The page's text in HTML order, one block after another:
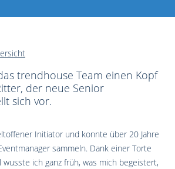
trendhouse Team einen Kopf
der neue Senior
sich vor.
Initiator und konnte über 20 Jahre
sammeln. Dank einer Torte
ich ganz früh, was mich begeistert,